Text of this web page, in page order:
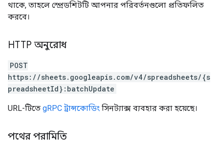
থাকে, তাহলে স্প্রেডশিটটি আপনার পরিবর্তনগুলো প্রতিফলিত
করবে।
HTTP অনুরোধ
POST
https://sheets.googleapis.com/v4/spreadsheets/{s
preadsheetId}:batchUpdate
URL-টিতে gRPC ট্রান্সকোডিং সিনট্যাক্স ব্যবহার করা হয়েছে।
পথের পরামিতি